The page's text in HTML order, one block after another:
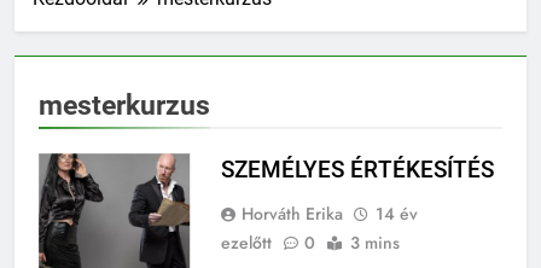
mesterkurzus
SZEMÉLYES ÉRTÉKESÍTÉS
Horváth Erika
14 év
ezelőtt
0 3 mins